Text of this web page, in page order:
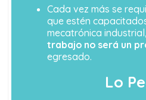
Cada vez más se
que estén
mecatrónica
trabajo no será un
egresado.
Lo